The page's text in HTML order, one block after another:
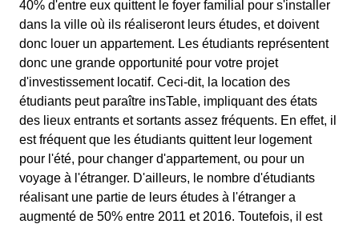
40% d'entre eux quittent le foyer familial pour s'installer
dans la ville où ils réaliseront leurs études, et doivent
donc louer un appartement. Les étudiants représentent
donc une grande opportunité pour votre projet
d'investissement locatif. Ceci-dit, la location des
étudiants peut paraître insTable, impliquant des états
des lieux entrants et sortants assez fréquents. En effet, il
est fréquent que les étudiants quittent leur logement
pour l'été, pour changer d'appartement, ou pour un
voyage à l'étranger. D'ailleurs, le nombre d'étudiants
réalisant une partie de leurs études à l'étranger a
augmenté de 50% entre 2011 et 2016. Toutefois, il est